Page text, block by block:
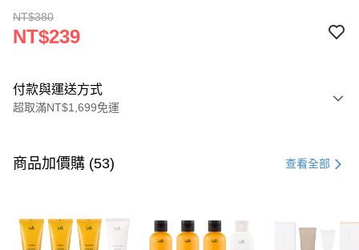
NT$380
NT$239
付款與運送方式
超取滿NT$1,699免運
信用卡一次付款
3 期 0 利率 每期NT$79
合作金庫商業銀行
第一商業銀行
6 期 0 利率 每期 NT$39 21家銀行
商品加價購 (53) 查看全部